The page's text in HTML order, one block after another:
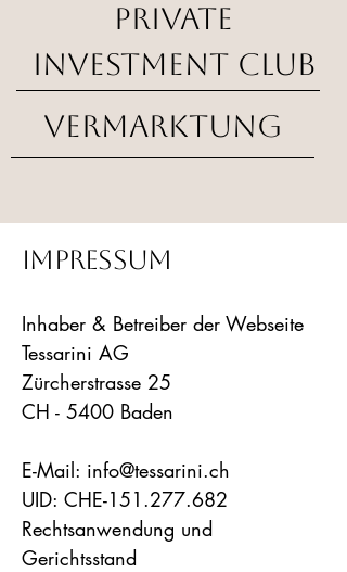
Private
investment club
vermarktung
Impressum
Inhaber & Betreiber der Webseite
Tessarini AG
Zürcherstrasse 25
CH - 5400 Baden
E-Mail: info@tessarini.ch
UID: CHE-151.277.682
Rechtsanwendung und
Gerichtsstand